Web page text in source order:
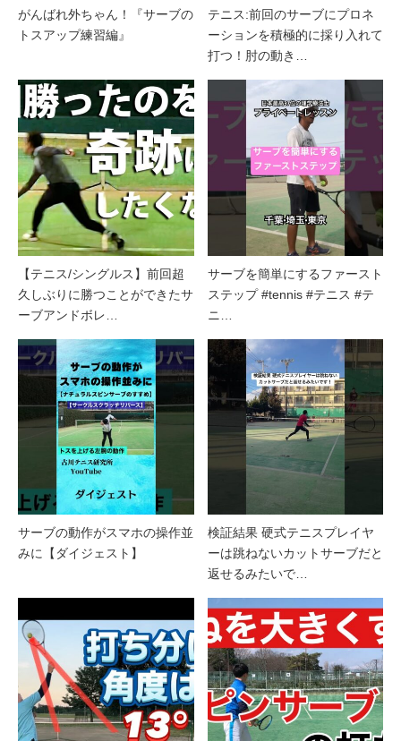
がんばれ外ちゃん！『サーブの
トスアップ練習編』
テニス:前回のサーブにプロネ
ーションを積極的に採り入れて
打つ！肘の動き…
【テニス/シングルス】前回超
久しぶりに勝つことができたサ
ーブアンドボレ…
サーブを簡単にするファースト
ステップ #tennis #テニス #テ
ニ…
サーブの動作がスマホの操作並
みに【ダイジェスト】
検証結果 硬式テニスプレイヤ
ーは跳ねないカットサーブだと
返せるみたいで…